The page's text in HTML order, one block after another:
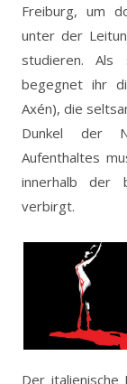
Freiburg, um
unter der
studieren.
begegnet ihr
Axén), die
Dunkel der
Aufenthaltes
innerhalb der
verbirgt.
Der